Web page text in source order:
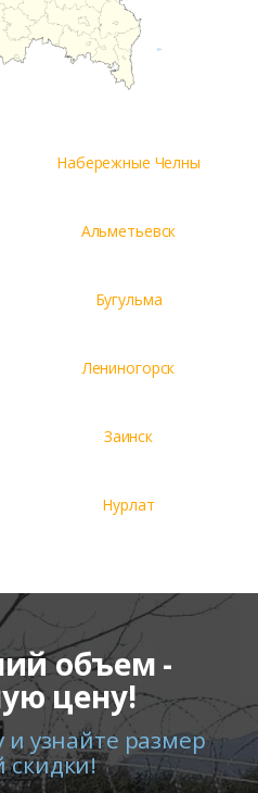
Набережные Челны
Альметьевск
Бугульма
Лениногорск
Заинск
Нурлат
объем -
цену!
и узнайте размер
скидки!